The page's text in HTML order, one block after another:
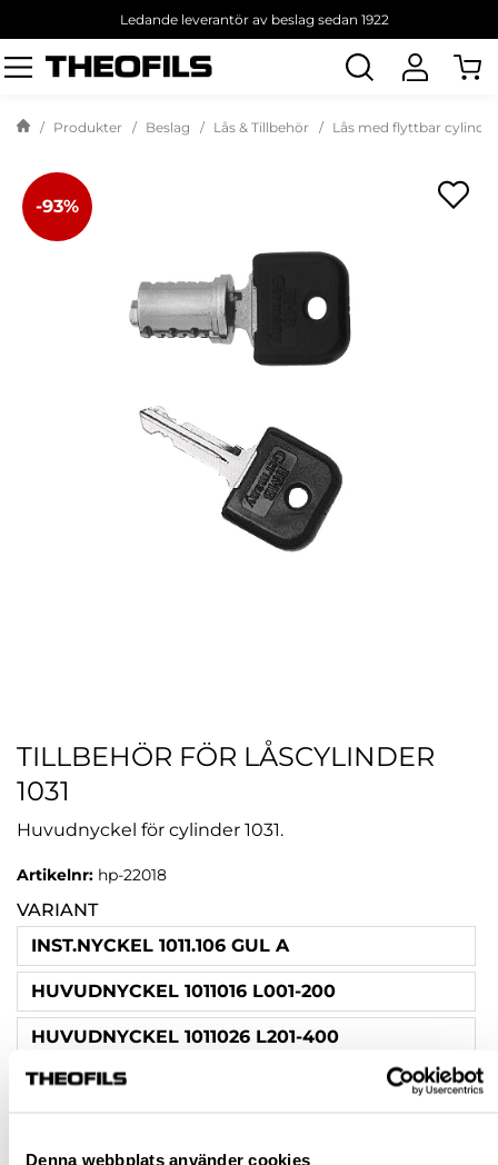
Denna webbplats använder cookies
Ledande leverantör av beslag sedan 1922
Sök
produkt
Produkter Beslag Lås & Tillbehör Lås med flyttbar cylinder
-93%
TILLBEHÖR FÖR LÅSCYLINDER
1031
Huvudnyckel för cylinder 1031.
Artikelnr: hp-22018
VARIANT
INST.NYCKEL 1011.106 GUL A
HUVUDNYCKEL 1011016 L001-200
HUVUDNYCKEL 1011026 L201-400
BLINDCYLINDER 1041 SVART